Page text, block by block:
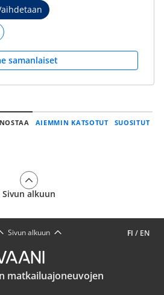
samanlaiset
AIEMMIN KATSOTUT SUOSITUT
Sivun alkuun
FI / EN
Sivun alkuun
matkailuajoneuvojen